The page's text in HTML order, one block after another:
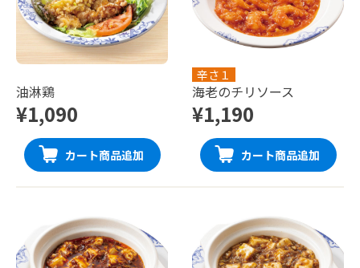
油淋鶏
¥1,090
カート商品追加
辛さ１
海老のチリソース
¥1,190
カート商品追加